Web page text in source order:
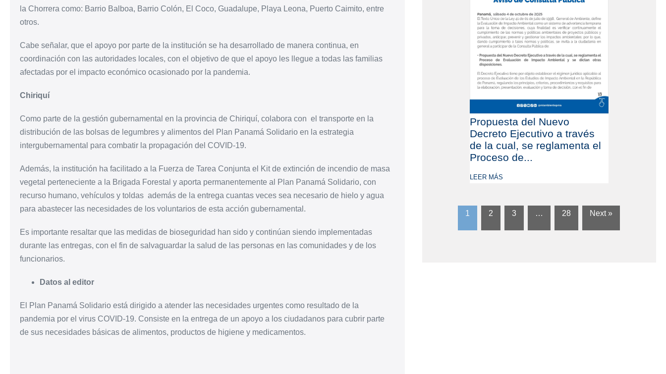
la Chorrera como: Barrio Balboa, Barrio Colón, El Coco, Guadalupe, Playa Leona, Puerto Caimito, entre
otros.
Cabe señalar, que el apoyo por parte de la institución se ha desarrollado de manera continua, en
coordinación con las autoridades locales, con el objetivo de que el apoyo les llegue a todas las familias
afectadas por el impacto económico ocasionado por la pandemia.
Chiriquí
Como parte de la gestión gubernamental en la provincia de Chiriquí, colabora con el transporte en la
distribución de las bolsas de legumbres y alimentos del Plan Panamá Solidario en la estrategia
intergubernamental para combatir la propagación del COVID-19.
Además, la institución ha facilitado a la Fuerza de Tarea Conjunta el Kit de extinción de incendio de masa
vegetal perteneciente a la Brigada Forestal y aporta permanentemente al Plan Panamá Solidario, con
recurso humano, vehículos y toldas además de la entrega cuantas veces sea necesario de hielo y agua
para abastecer las necesidades de los voluntarios de esta acción gubernamental.
Es importante resaltar que las medidas de bioseguridad han sido y continúan siendo implementadas
durante las entregas, con el fin de salvaguardar la salud de las personas en las comunidades y de los
funcionarios.
Datos al editor
El Plan Panamá Solidario está dirigido a atender las necesidades urgentes como resultado de la
pandemia por el virus COVID-19. Consiste en la entrega de un apoyo a los ciudadanos para cubrir parte
de sus necesidades básicas de alimentos, productos de higiene y medicamentos.
Propuesta del Nuevo
Decreto Ejecutivo a través
de la cual, se reglamenta el
Proceso de...
LEER MÁS
1 2 3 … 28 Next »